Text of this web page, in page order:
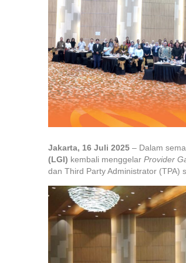
Jakarta, 16 Juli 2025 – Dalam
(LGI) kembali menggelar Provider
dan Third Party Administrator (TPA)